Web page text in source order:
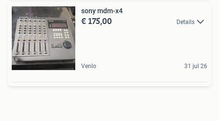
sony mdm-x4
€ 175,00 Details
Venlo 31 jul 26